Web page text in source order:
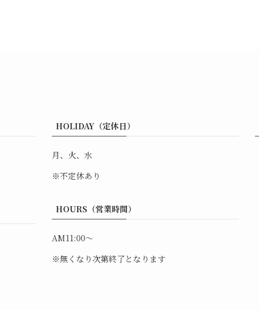
HOLIDAY（定休日）
月、火、水
※不定休あり
HOURS（営業時間）
AM11:00～
※無くなり次第終了となります